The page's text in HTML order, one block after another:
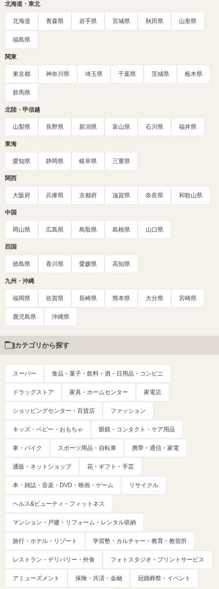
北海道・東北
北海道 青森県 岩手県 宮城県 秋田県 山形県
福島県
関東
東京都 神奈川県 埼玉県 千葉県 茨城県 栃木県
群馬県
北陸・甲信越
山梨県 長野県 新潟県 富山県 石川県 福井県
東海
愛知県 静岡県 岐阜県 三重県
関西
大阪府 兵庫県 京都府 滋賀県 奈良県 和歌山県
中国
岡山県 広島県 鳥取県 島根県 山口県
四国
徳島県 香川県 愛媛県 高知県
九州・沖縄
福岡県 佐賀県 長崎県 熊本県 大分県 宮崎県
鹿児島県 沖縄県
カテゴリから探す
スーパー 食品・菓子・飲料・酒・日用品・コンビニ
ドラッグストア 家具・ホームセンター 家電店
ショッピングセンター・百貨店 ファッション
キッズ・ベビー・おもちゃ 眼鏡・コンタクト・ケア用品
車・バイク スポーツ用品・自転車 携帯・通信・家電
通販・ネットショップ 花・ギフト・手芸
本・雑誌・音楽・DVD・映画・ゲーム リサイクル
ヘルス&ビューティ・フィットネス
マンション・戸建・リフォーム・レンタル収納
旅行・ホテル・リゾート 学習塾・カルチャー・教育・教習所
レストラン・デリバリー・外食 フォトスタジオ・プリントサービス
アミューズメント 保険・共済・金融 冠婚葬祭・イベント